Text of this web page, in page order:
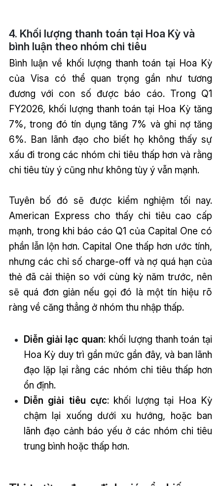
4. Khối lượng thanh toán tại Hoa Kỳ và
bình luận theo nhóm chi tiêu
Bình luận về khối lượng thanh toán tại Hoa Kỳ
của Visa có thể quan trọng gần như tương
đương với con số được báo cáo. Trong Q1
FY2026, khối lượng thanh toán tại Hoa Kỳ tăng
7%, trong đó tín dụng tăng 7% và ghi nợ tăng
6%. Ban lãnh đạo cho biết họ không thấy sự
xấu đi trong các nhóm chi tiêu thấp hơn và rằng
chi tiêu tùy ý cũng như không tùy ý vẫn mạnh.
Tuyên bố đó sẽ được kiểm nghiệm tối nay.
American Express cho thấy chi tiêu cao cấp
mạnh, trong khi báo cáo Q1 của Capital One có
phần lẫn lộn hơn. Capital One thấp hơn ước tính,
nhưng các chỉ số charge-off và nợ quá hạn của
thẻ đã cải thiện so với cùng kỳ năm trước, nên
sẽ quá đơn giản nếu gọi đó là một tín hiệu rõ
ràng về căng thẳng ở nhóm thu nhập thấp.
Diễn giải lạc quan: khối lượng thanh toán tại
Hoa Kỳ duy trì gần mức gần đây, và ban lãnh
đạo lặp lại rằng các nhóm chi tiêu thấp hơn
ổn định.
Diễn giải tiêu cực: khối lượng tại Hoa Kỳ
chậm lại xuống dưới xu hướng, hoặc ban
lãnh đạo cảnh báo yếu ở các nhóm chi tiêu
trung bình hoặc thấp hơn.